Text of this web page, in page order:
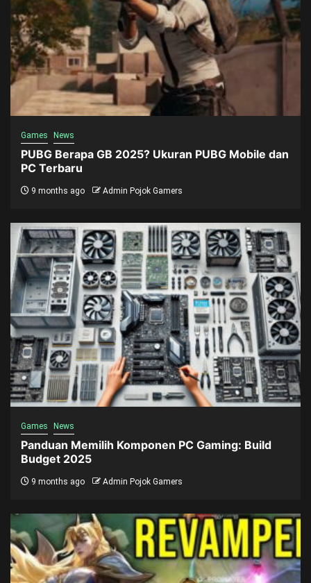
Games News
PUBG Berapa GB 2025? Ukuran PUBG Mobile dan
PC Terbaru
9 months ago Admin Pojok Gamers
Games News
Panduan Memilih Komponen PC Gaming: Build
Budget 2025
9 months ago Admin Pojok Gamers